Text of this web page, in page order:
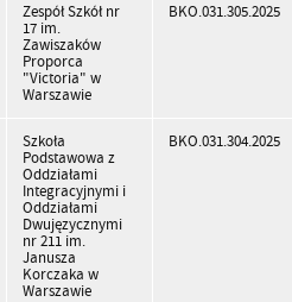
Zespół Szkół nr
17 im.
Zawiszaków
Proporca
"Victoria" w
Warszawie
BKO.031.305.2025
Szkoła
Podstawowa z
Oddziałami
Integracyjnymi i
Oddziałami
Dwujęzycznymi
nr 211 im.
Janusza
Korczaka w
Warszawie
BKO.031.304.2025